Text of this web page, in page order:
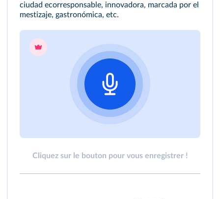
ciudad ecorresponsable, innovadora, marcada por el
mestizaje, gastronómica, etc.
Cliquez sur le bouton pour vous enregistrer !